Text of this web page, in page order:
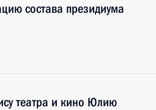
состава президиума
театра и кино Юлию